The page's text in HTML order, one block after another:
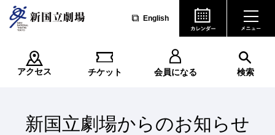
English
アクセス チケット 会員になる 検索
新国立劇場からのお知らせ